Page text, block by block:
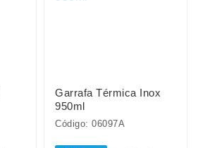
Garrafa Térmica Inox
950ml
Código: 06097A